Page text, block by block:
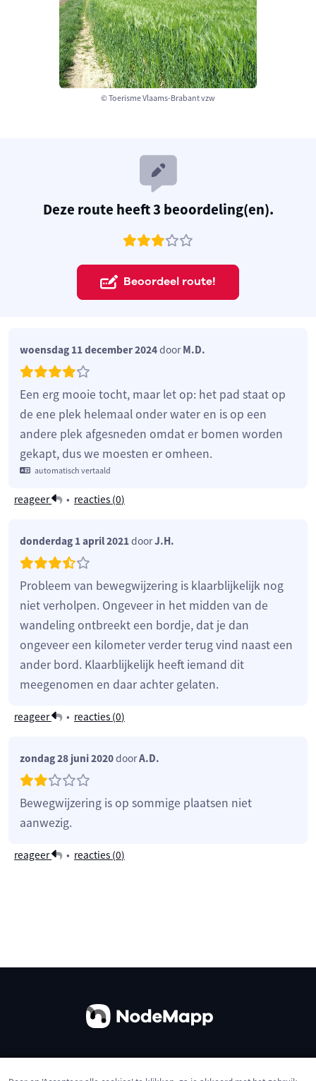
© Toerisme Vlaams-Brabant vzw
Deze route heeft 3 beoordeling(en).
Beoordeel route!
woensdag 11 december 2024doorM.D.
Een erg mooie tocht, maar let op: het pad staat op
de ene plek helemaal onder water en is op een
andere plek afgesneden omdat er bomen worden
gekapt, dus we moesten er omheen.
automatisch vertaald
reageer • reacties (0)
donderdag 1 april 2021doorJ.H.
Probleem van bewegwijzering is klaarblijkelijk nog
niet verholpen. Ongeveer in het midden van de
wandeling ontbreekt een bordje, dat je dan
ongeveer een kilometer verder terug vind naast een
ander bord. Klaarblijkelijk heeft iemand dit
meegenomen en daar achter gelaten.
reageer • reacties (0)
zondag 28 juni 2020doorA.D.
Bewegwijzering is op sommige plaatsen niet
aanwezig.
reageer • reacties (0)